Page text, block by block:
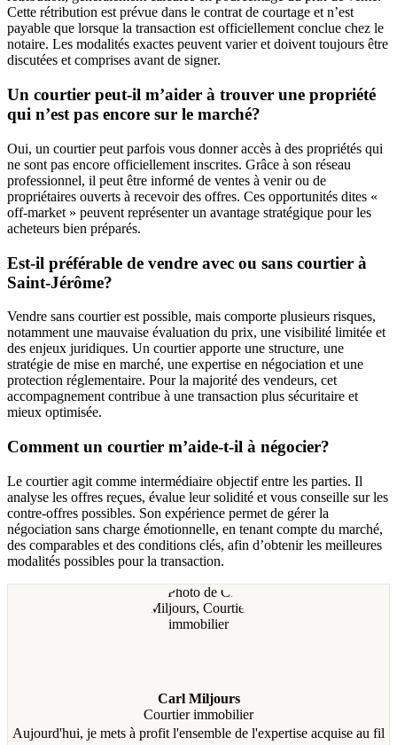
Cette rétribution est prévue dans le contrat de courtage et n’est
payable que lorsque la transaction est officiellement conclue chez le
notaire. Les modalités exactes peuvent varier et doivent toujours être
discutées et comprises avant de signer.
Un courtier peut-il m’aider à trouver une propriété
qui n’est pas encore sur le marché?
Oui, un courtier peut parfois vous donner accès à des propriétés qui
ne sont pas encore officiellement inscrites. Grâce à son réseau
professionnel, il peut être informé de ventes à venir ou de
propriétaires ouverts à recevoir des offres. Ces opportunités dites «
off-market » peuvent représenter un avantage stratégique pour les
acheteurs bien préparés.
Est-il préférable de vendre avec ou sans courtier à
Saint-Jérôme?
Vendre sans courtier est possible, mais comporte plusieurs risques,
notamment une mauvaise évaluation du prix, une visibilité limitée et
des enjeux juridiques. Un courtier apporte une structure, une
stratégie de mise en marché, une expertise en négociation et une
protection réglementaire. Pour la majorité des vendeurs, cet
accompagnement contribue à une transaction plus sécuritaire et
mieux optimisée.
Comment un courtier m’aide-t-il à négocier?
Le courtier agit comme intermédiaire objectif entre les parties. Il
analyse les offres reçues, évalue leur solidité et vous conseille sur les
contre-offres possibles. Son expérience permet de gérer la
négociation sans charge émotionnelle, en tenant compte du marché,
des comparables et des conditions clés, afin d’obtenir les meilleures
modalités possibles pour la transaction.
Carl Miljours
Courtier immobilier
Aujourd'hui, je mets à profit l'ensemble de l'expertise acquise au fil